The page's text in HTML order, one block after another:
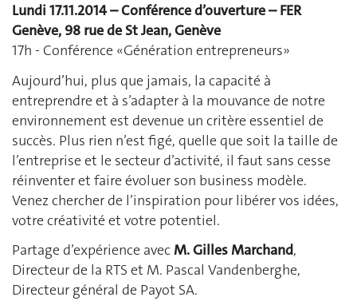
Lundi 17.11.2014 – Conférence d’ouverture – FER
Genève, 98 rue de St Jean, Genève
17h - Conférence «Génération entrepreneurs»
Aujourd’hui, plus que jamais, la capacité à
entreprendre et à s’adapter à la mouvance de notre
environnement est devenue un critère essentiel de
succès. Plus rien n’est figé, quelle que soit la taille de
l’entreprise et le secteur d’activité, il faut sans cesse
réinventer et faire évoluer son business modèle.
Venez chercher de l’inspiration pour libérer vos idées,
votre créativité et votre potentiel.
Partage d’expérience avecM. Gilles Marchand,
Directeur de la RTS et M. Pascal Vandenberghe,
Directeur général de Payot SA.